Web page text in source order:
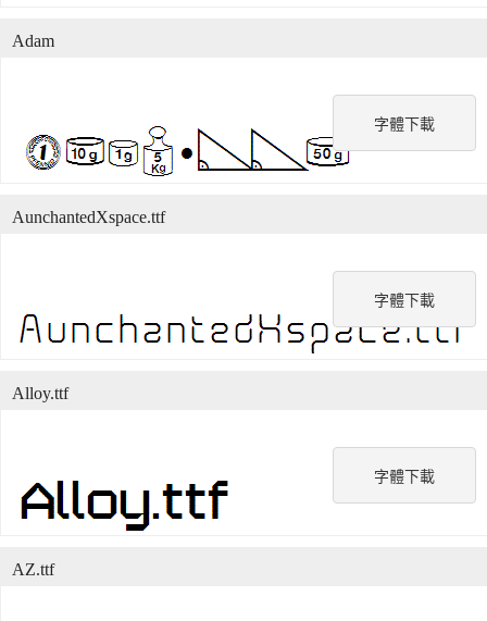
字體下載
Adam
字體下載
AunchantedXspace.ttf
字體下載
Alloy.ttf
AZ.ttf